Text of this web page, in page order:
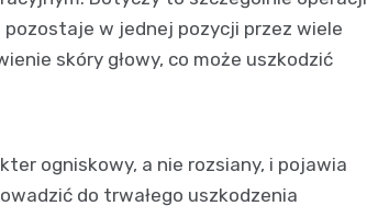
w jednej pozycji przez wiele
skóry głowy, co może uszkodzić
ogniskowy, a nie rozsiany, i pojawia
do trwałego uszkodzenia